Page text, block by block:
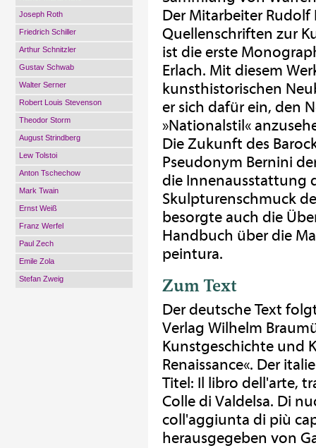
Joseph Roth
Friedrich Schiller
Arthur Schnitzler
Gustav Schwab
Walter Serner
Robert Louis Stevenson
Theodor Storm
August Strindberg
Lew Tolstoi
Anton Tschechow
Mark Twain
Ernst Weiß
Franz Werfel
Paul Zech
Emile Zola
Stefan Zweig
Der Mitarbeiter Rudolf
Quellenschriften zur
ist die erste
Erlach. Mit diesem
kunsthistorischen
er sich dafür ein, den
»Nationalstil«
Die Zukunft des
Pseudonym Bernini
die Innenausstattung
Skulpturenschmuck
besorgte auch die
Handbuch über die
peintura.
Zum Text
Der deutsche Text
Verlag Wilhelm
Kunstgeschichte und
Renaissance«. Der
Titel: Il libro dell'arte,
Colle di Valdelsa. Di
coll'aggiunta di più
herausgegeben von